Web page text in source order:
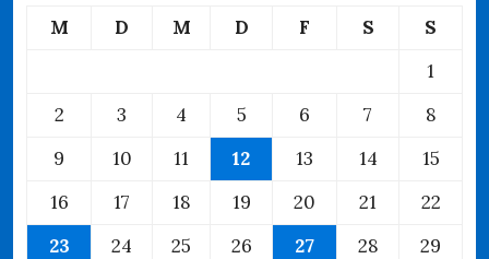
M D M D F S
S
1
2
3 4 5 6 7
8
9
10 11 12 13 14
15
16
17 18 19 20 21
22
23
24 25 26 27 28
29